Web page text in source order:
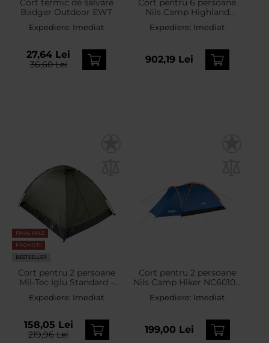
Cort termic de salvare
Badger Outdoor EWT
Expediere: Imediat
27,64 Lei
36,60 Lei
Cort pentru 6 persoane
Nils Camp Highland
NC6031 - Verde/Gri
Expediere: Imediat
902,19 Lei
FINAL SALE
PROMOTII
BESTSELLER
Cort pentru 2 persoane
Mil-Tec Iglu Standard -
Expediere: Imediat
158,05 Lei
219,96 Lei
Cort pentru 2 persoane
Nils Camp Hiker NC6010 -
Albastru
Expediere: Imediat
199,00 Lei